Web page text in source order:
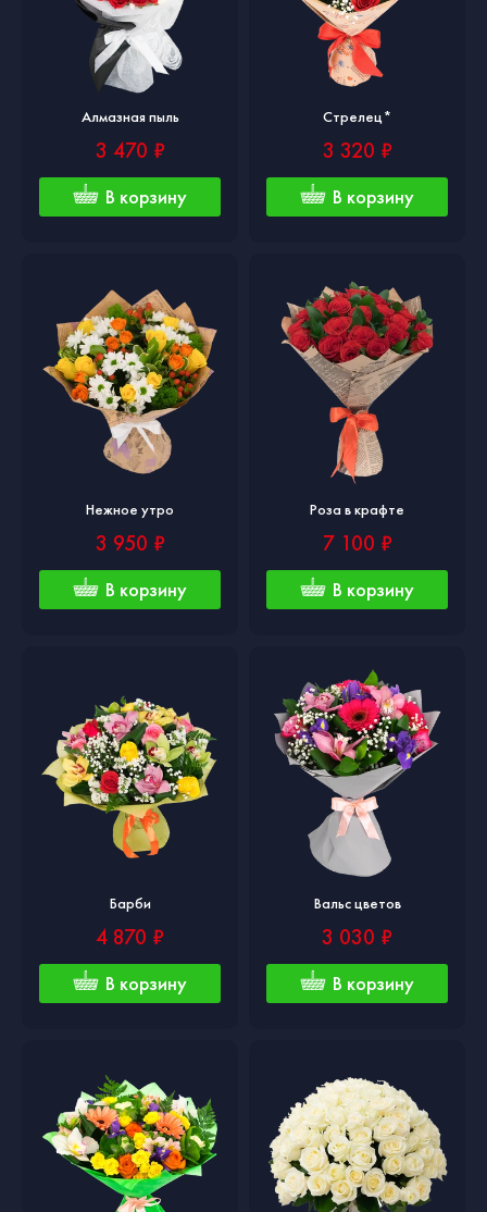
Алмазная пыль
3 470 ₽
В корзину
Стрелец*
3 320 ₽
В корзину
Нежное утро
3 950 ₽
В корзину
Роза в крафте
7 100 ₽
В корзину
Барби
4 870 ₽
В корзину
Вальс цветов
3 030 ₽
В корзину